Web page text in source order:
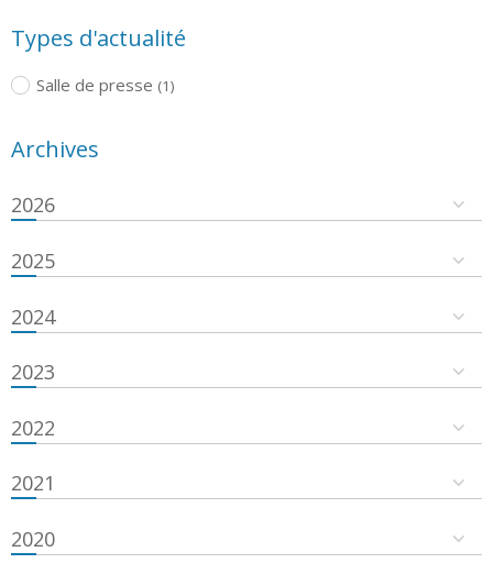
Types d'actualité
Salle de presse (1)
Archives
2026
2025
2024
2023
2022
2021
2020